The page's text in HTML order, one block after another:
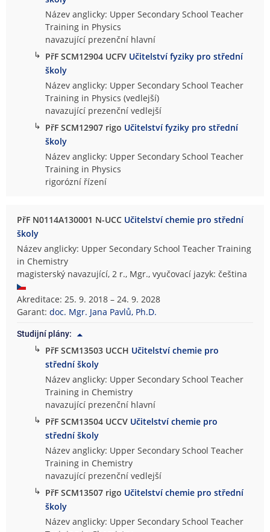
Název anglicky: Upper Secondary School Teacher
Training in Physics
navazující prezenční hlavní
↳ PřF SCM12904 UCFV Učitelství fyziky pro střední
školy
Název anglicky: Upper Secondary School Teacher
Training in Physics (vedlejší)
navazující prezenční vedlejší
↳ PřF SCM12907 rigo Učitelství fyziky pro střední
školy
Název anglicky: Upper Secondary School Teacher
Training in Physics
rigorózní řízení
PřF N0114A130001 N-UCC Učitelství chemie pro střední
školy
Název anglicky: Upper Secondary School Teacher Training
in Chemistry
magisterský navazující, 2 r., Mgr., vyučovací jazyk: čeština
Akreditace: 25. 9. 2018 – 24. 9. 2028
Garant:doc. Mgr. Jana Pavlů, Ph.D.
Studijní plány:
↳ PřF SCM13503 UCCH Učitelství chemie pro
střední školy
Název anglicky: Upper Secondary School Teacher
Training in Chemistry
navazující prezenční hlavní
↳ PřF SCM13504 UCCV Učitelství chemie pro
střední školy
Název anglicky: Upper Secondary School Teacher
Training in Chemistry
navazující prezenční vedlejší
↳ PřF SCM13507 rigo Učitelství chemie pro střední
školy
Název anglicky: Upper Secondary School Teacher